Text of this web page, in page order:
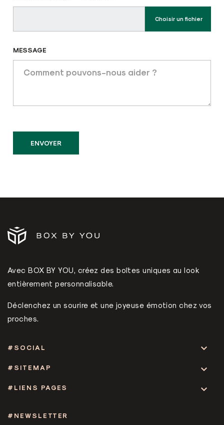
Choisir un fichier
MESSAGE
Avec BOX BY YOU, créez des boîtes uniques au look
entièrement personnalisable.
Déclenchez un sourire et une joyeuse émotion chez vos
proches.
#SOCIAL 
#SITEMAP 
#NEWSLETTER
#LIENS PAGES 